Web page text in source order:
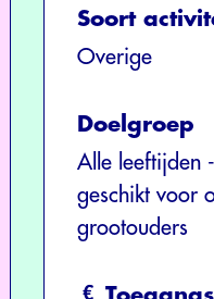
Soort
Overige
Doelgroep
Alle leeftijden
geschikt voor
grootouders